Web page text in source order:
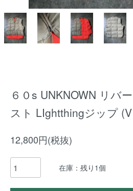
６０s UNKNOWN リバ
スト LIghtthingジップ
12,800円(税抜)
在庫：残り1個